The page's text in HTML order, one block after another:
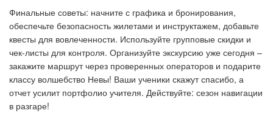
Финальные советы: начните с графика и бронирования,
обеспечьте безопасность жилетами и инструктажем, добавьте
квесты для вовлеченности. Используйте групповые скидки и
чек-листы для контроля. Организуйте экскурсию уже сегодня –
закажите маршрут через проверенных операторов и подарите
классу волшебство Невы! Ваши ученики скажут спасибо, а
отчет усилит портфолио учителя. Действуйте: сезон навигации
в разгаре!